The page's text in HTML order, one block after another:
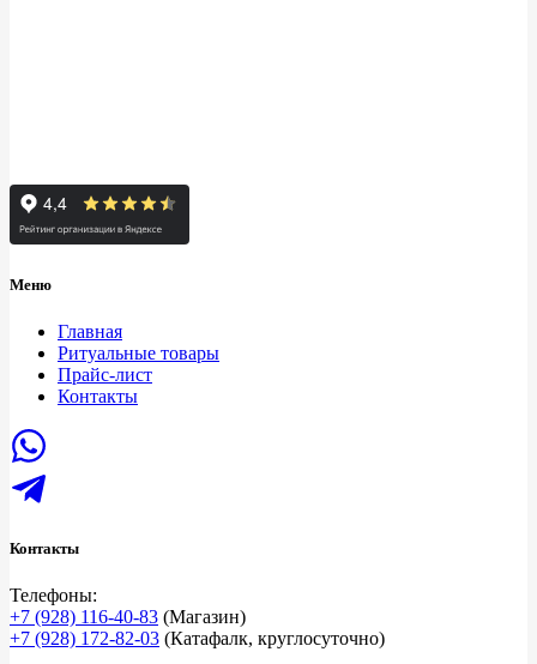
Меню
Главная
Ритуальные товары
Прайс-лист
Контакты
Контакты
Телефоны:
+7 (928) 116-40-83 (Магазин)
+7 (928) 172-82-03 (Катафалк, круглосуточно)